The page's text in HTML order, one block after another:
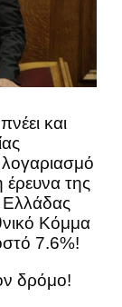
και
της
Ελλάδας
Κόμμα
7.6%!
δρόμο!